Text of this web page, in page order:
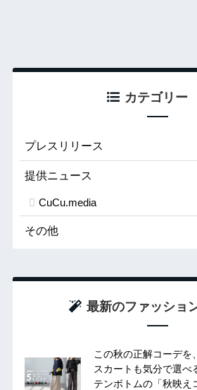
カテゴリー
プレスリリース
提供ニュース
CuCu.media
その他
最新のファッショ
この秋の正解コーデを
スカートも気分で選べ
テンボトムの「秋映え